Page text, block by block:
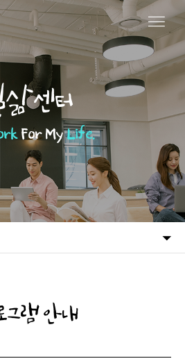
삶센터
For MyLife.
그램 안내